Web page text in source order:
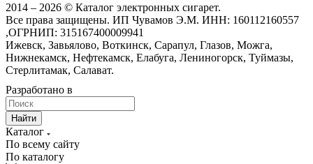
2014 – 2026 © Каталог электронных сигарет.
Все права защищены. ИП Чувамов Э.М. ИНН: 160112160557
,ОГРНИП: 315167400009941
Ижевск, Завьялово, Воткинск, Сарапул, Глазов, Можга,
Нижнекамск, Нефтекамск, Елабуга, Лениногорск, Туймазы,
Стерлитамак, Салават.
Разработано в
Найти
Каталог
По всему сайту
По каталогу